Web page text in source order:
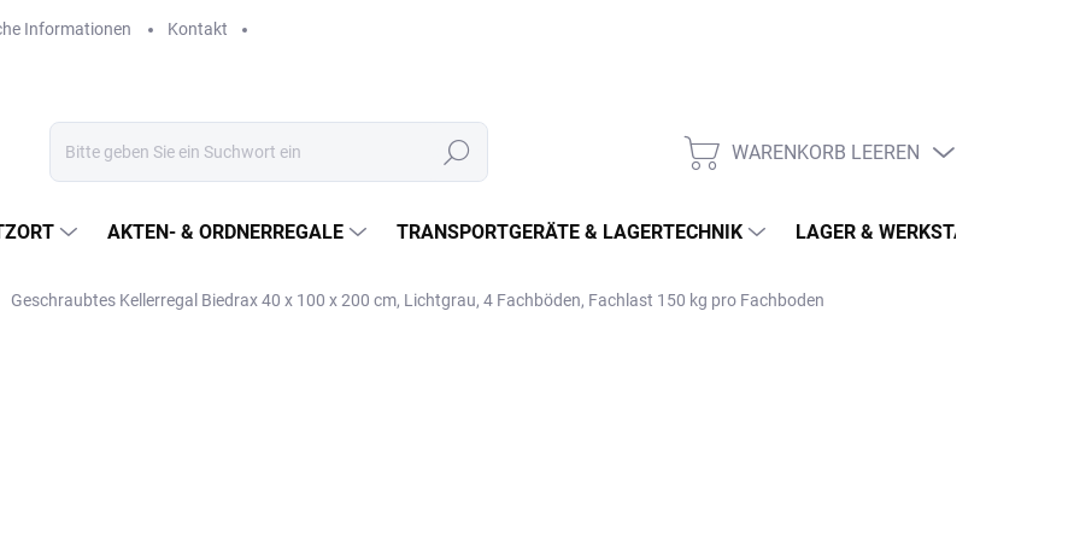
Informationen Kontakt
Suchen WARENKORB
WARENKORB LEEREN
AKTEN- & ORDNERREGALE TRANSPORTGERÄTE & LAGERTECHNIK LAGER & WERKSTATT
Geschraubtes Kellerregal Biedrax 40 x 100 x 200 cm, Lichtgrau, 4 Fachböden, Fachlast 150 kg pro Fachboden